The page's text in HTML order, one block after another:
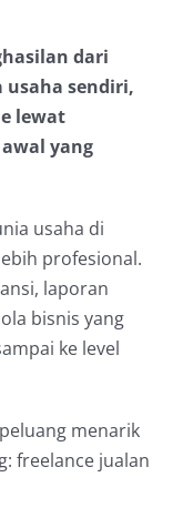
dari
sendiri,
lewat
yang
usaha di
profesional.
laporan
bisnis yang
ke level
menarik
freelance jualan